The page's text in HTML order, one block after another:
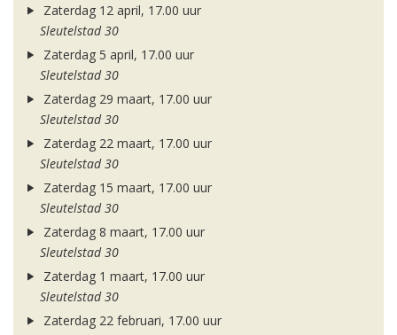
Zaterdag 12 april, 17.00 uur
Sleutelstad 30
Zaterdag 5 april, 17.00 uur
Sleutelstad 30
Zaterdag 29 maart, 17.00 uur
Sleutelstad 30
Zaterdag 22 maart, 17.00 uur
Sleutelstad 30
Zaterdag 15 maart, 17.00 uur
Sleutelstad 30
Zaterdag 8 maart, 17.00 uur
Sleutelstad 30
Zaterdag 1 maart, 17.00 uur
Sleutelstad 30
Zaterdag 22 februari, 17.00 uur